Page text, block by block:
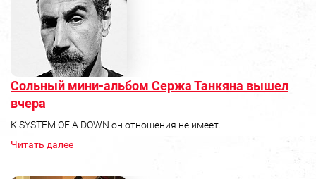
Сольный мини-альбом Сержа Танкяна вышел
вчера
К SYSTEM OF A DOWN он отношения не имеет.
Читать далее